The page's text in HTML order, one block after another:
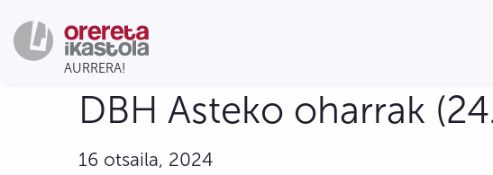
DBH Asteko oharrak
16 otsaila, 2024